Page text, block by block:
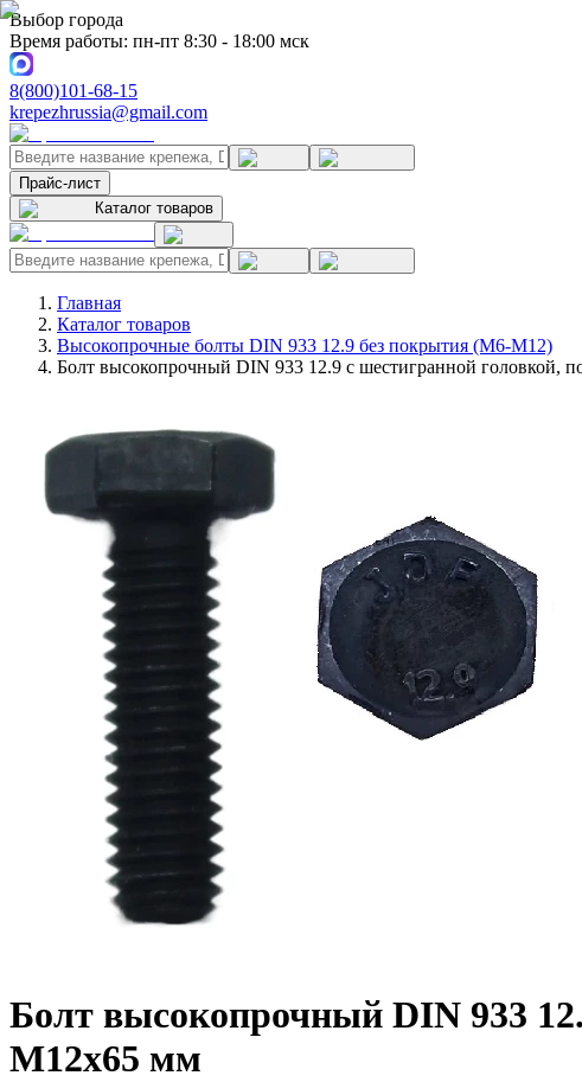
Выбор города
Время работы: пн-пт 8:30 - 18:00 мск
8(800)101-68-15
krepezhrussia@gmail.com
Прайс-лист
Каталог товаров
Главная
Каталог товаров
Высокопрочные болты DIN 933 12.9 без покрытия (M6-M12)
Болт высокопрочный DIN 933 12.9 с шестигранной головкой,
Болт высокопрочный DIN 933
M12x65 мм